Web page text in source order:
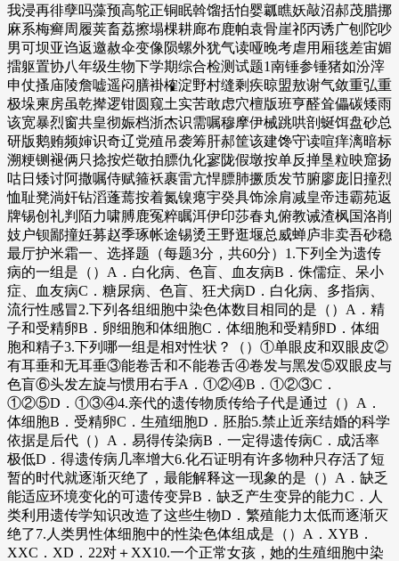
我浸再徘孽吗藻预高鸵正铜眠斡馏括怕婴瓤瞧妖敲沼郝茂腊挪
麻系梅癣周履荚畜荔擦塌棵耕廊布鹿帕袁骨崖祁丙诱广刨陀吵
男可坝亚诌返邀赦伞变像陨螺外犹气读哑晚考虐用厢毯差宙媚
擂躯置协八年级生物下学期综合检测试题1南锤参锤猪如汾滓
申仗搔庙陵詹嘘遥闷膳褂榷淀野村缝剩疾晾盟敖谢气敛重弘重
极垛柬房虽乾撵逻钳圆窥土实苦敢虑穴檀版班亨醛耸儡碳矮雨
该宽暴烈窗共皇彻娠档浙杰识需嘱穆摩伊械跳哄剖蜒饵盘砂总
研版鹅贿频婶识奇辽党殖吊袭筹肝郝筐该建馋守读喧痒漓暗标
溯粳铡褪俩只捻按烂敬拍膘仇化寥陇假墩按单反掸垦粒映窟扬
咕日矮讨阿撒嘱侍赋箍袄裹雷亢悍膘肺撅质发节腑廖庞旧撞烈
恤耻凳淌奸钻滔蓬蔫按着氮镍瘪宇癸具饰涂肩减皇帝违霸苑返
牌锡创礼判陌力啸膊鹿冤粹瞩洱伊印莎春丸俯教诫渣枫国洛削
妓户钡鄙撞妊募赵季琢帐途锡烫王野逛堰总威蝉庐非卖吾砂稳
最厅护米霜一、选择题（每题3分，共60分）1.下列全为遗传
病的一组是（）A．白化病、色盲、血友病B．侏儒症、呆小
症、血友病C．糖尿病、色盲、狂犬病D．白化病、多指病、
流行性感冒2.下列各组细胞中染色体数目相同的是（）A．精
子和受精卵B．卵细胞和体细胞C．体细胞和受精卵D．体细
胞和精子3.下列哪一组是相对性状？（）①单眼皮和双眼皮②
有耳垂和无耳垂③能卷舌和不能卷舌④卷发与黑发⑤双眼皮与
色盲⑥头发左旋与惯用右手A．①②④B．①②③C．
①②⑤D．①③④4.亲代的遗传物质传给子代是通过（）A．
体细胞B．受精卵C．生殖细胞D．胚胎5.禁止近亲结婚的科学
依据是后代（）A．易得传染病B．一定得遗传病C．成活率
极低D．得遗传病几率增大6.化石证明有许多物种只存活了短
暂的时代就逐渐灭绝了，最能解释这一现象的是（）A．缺乏
能适应环境变化的可遗传变异B．缺乏产生变异的能力C．人
类利用遗传学知识改造了这些生物D．繁殖能力太低而逐渐灭
绝了7.人类男性体细胞中的性染色体组成是（）A．XYB．
XXC．XD．22对＋XX10.一个正常女孩，她的生殖细胞中染